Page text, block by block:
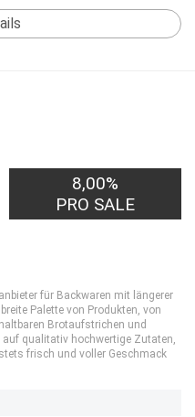
8,00%
PRO SALE
für Backwaren mit längerer
Palette von Produkten, von
Brotaufstrichen und
auf qualitativ hochwertige Zutaten,
frisch und voller Geschmack